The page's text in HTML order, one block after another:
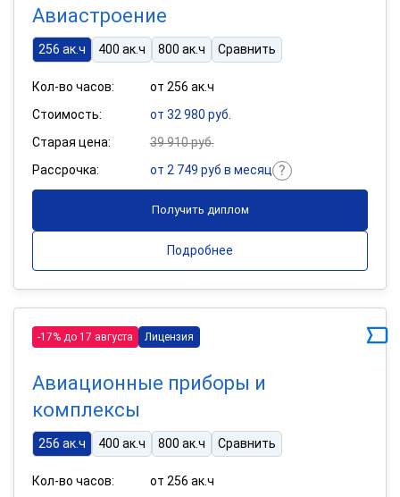
Авиастроение
256 ак.ч 400 ак.ч 800 ак.ч Сравнить
Кол-во часов:
от 256 ак.ч
Стоимость:
от 32 980 руб.
Старая цена:
39 910 руб.
Рассрочка:
от 2 749 руб в месяц
Получить диплом
Подробнее
-17% до 17 августа Лицензия
Авиационные приборы и
комплексы
256 ак.ч 400 ак.ч 800 ак.ч Сравнить
Кол-во часов:
от 256 ак.ч